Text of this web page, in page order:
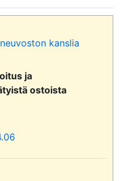
kanslia
ja
ostoista